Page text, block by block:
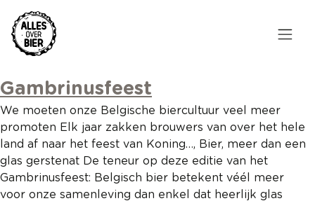
en
naar
gaan
Hoofdnavigatie
HOME
BROUWEN
BLOG
AANBOD
Gambrinusfeest
We moeten onze Belgische biercultuur veel meer
promoten Elk jaar zakken brouwers van over het hele
land af naar het feest van Koning…, Bier, meer dan een
glas gerstenat De teneur op deze editie van het
Gambrinusfeest: Belgisch bier betekent véél meer
voor onze samenleving dan enkel dat heerlijk glas